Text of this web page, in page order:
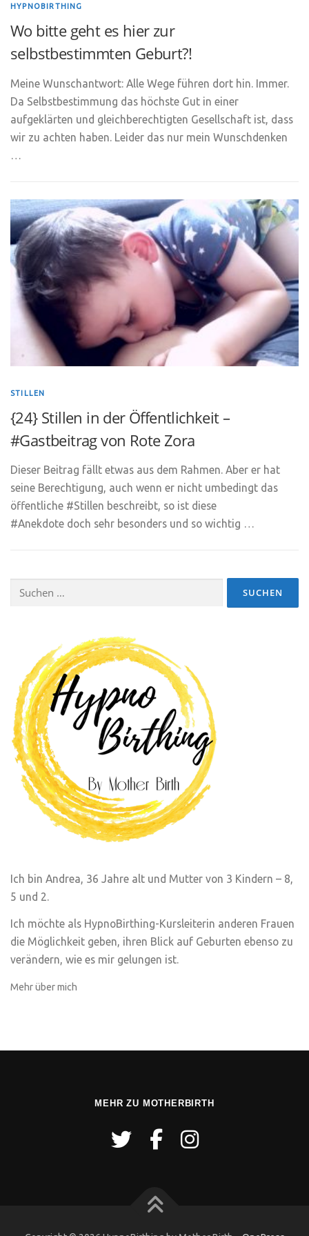
HYPNOBIRTHING
Wo bitte geht es hier zur
selbstbestimmten Geburt?!
Meine Wunschantwort: Alle Wege führen dort hin. Immer.
Da Selbstbestimmung das höchste Gut in einer
aufgeklärten und gleichberechtigten Gesellschaft ist, dass
wir zu achten haben. Leider das nur mein Wunschdenken
STILLEN
{24} Stillen in der Öffentlichkeit –
#Gastbeitrag von Rote Zora
Dieser Beitrag fällt etwas aus dem Rahmen. Aber er hat
seine Berechtigung, auch wenn er nicht umbedingt das
öffentliche #Stillen beschreibt, so ist diese
#Anekdote doch sehr besonders und so wichtig …
Suchen
Ich bin Andrea, 36 Jahre alt und Mutter von 3 Kindern – 8,
5 und 2.
Ich möchte als HypnoBirthing-Kursleiterin anderen Frauen
die Möglichkeit geben, ihren Blick auf Geburten ebenso zu
verändern, wie es mir gelungen ist.
Mehr über mich
MEHR ZU MOTHERBIRTH